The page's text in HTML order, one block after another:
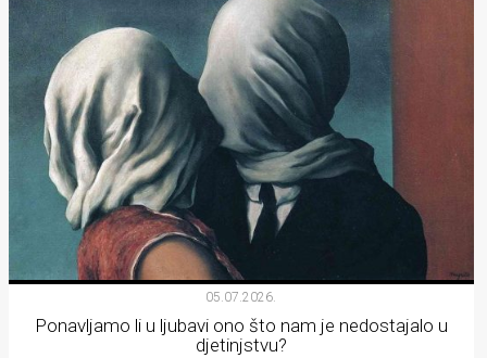
05.07.2026.
Ponavljamo li u ljubavi ono što nam je nedostajalo u
djetinjstvu?